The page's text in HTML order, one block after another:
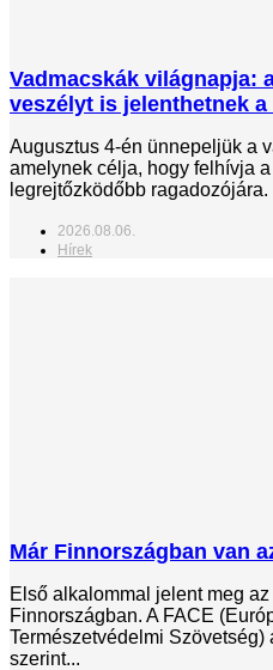
Vadmacskák világnapja:
veszélyt is jelenthetnek a
Augusztus 4-én ünnepeljük a
amelynek célja, hogy felhívja
legrejtőzködőbb
2026.08.06.
Hírek
Már Finnországban van
Első alkalommal jelent meg
Finnországban. A FACE
Természetvédelmi
szerint...